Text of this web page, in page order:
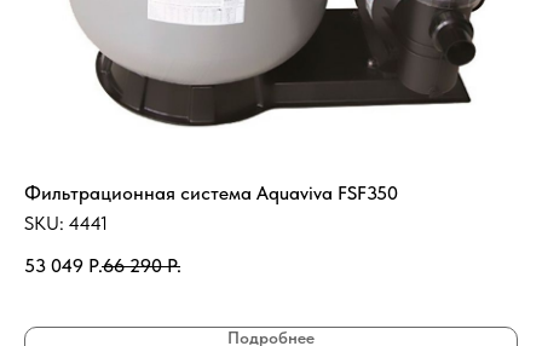
Фильтрационная система Aquaviva FSF350
SKU: 4441
53 049 Р.66 290 Р.
Подробнее